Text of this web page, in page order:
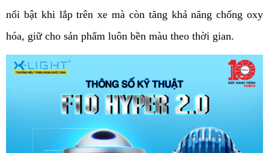
nổi bật khi lắp trên xe mà còn tăng khả năng chống oxy
hóa, giữ cho sản phẩm luôn bền màu theo thời gian.